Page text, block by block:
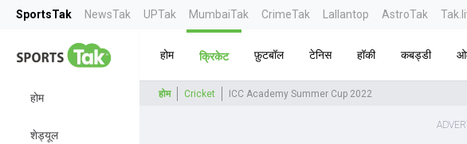
SportsTak NewsTak UPTak MumbaiTak CrimeTak Lallantop AstroTak
होम
शेड्यूल
होम क्रिकेट फ़ुटबॉल टेनिस हॉकी कबड्डी
होम Cricket ICC Academy Summer Cup 2022